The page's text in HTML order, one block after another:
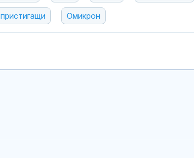
пристигащи Омикрон